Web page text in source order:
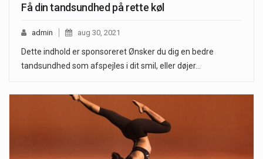
Få din tandsundhed på rette køl
admin aug 30, 2021
Dette indhold er sponsoreret Ønsker du dig en bedre
tandsundhed som afspejles i dit smil, eller døjer…